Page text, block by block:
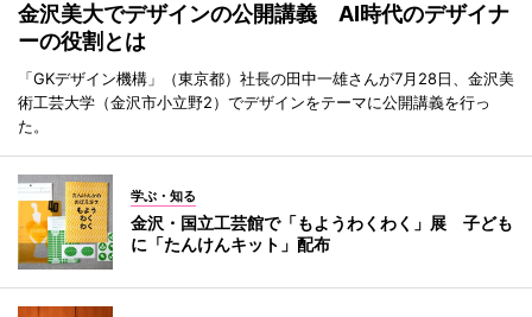
金沢美大でデザインの公開講義 AI時代のデザイナ
ーの役割とは
「GKデザイン機構」（東京都）社長の田中一雄さんが7月28日、金沢美
術工芸大学（金沢市小立野2）でデザインをテーマに公開講義を行っ
た。
学ぶ・知る
金沢・国立工芸館で「もようわくわく」展 子ども
に「たんけんキット」配布